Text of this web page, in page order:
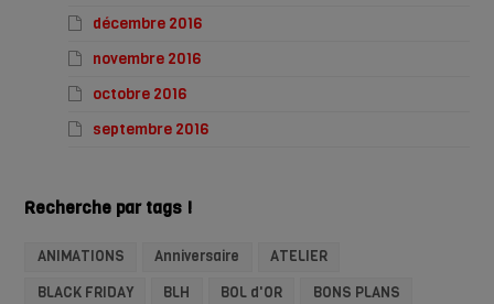
décembre 2016
novembre 2016
octobre 2016
septembre 2016
Recherche par tags !
ANIMATIONS Anniversaire
ATELIER
BLACK FRIDAY
BLH BOL d'OR
BONS PLANS